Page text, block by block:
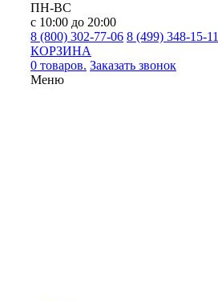
ПН-ВС
с 10:00 до 20:00
8 (800) 302-77-06 8 (499) 348-15-11
КОРЗИНА
0 товаров. Заказать звонок
Меню